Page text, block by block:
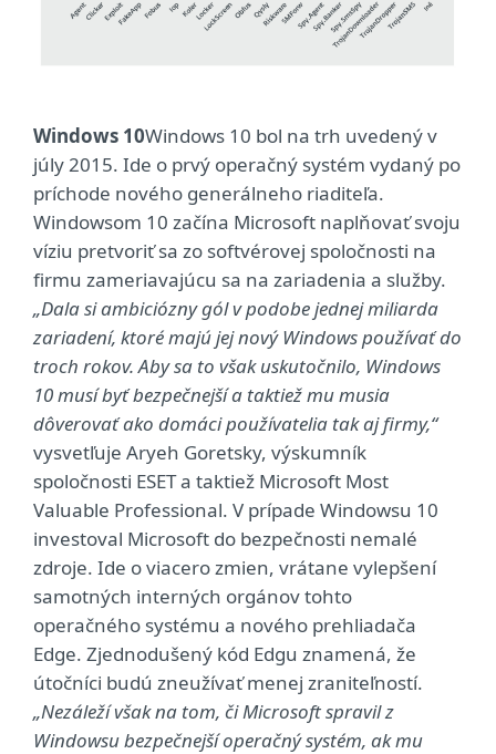
Windows 10Windows 10 bol na trh uvedený v
júly 2015. Ide o prvý operačný systém vydaný po
príchode nového generálneho riaditeľa.
Windowsom 10 začína Microsoft naplňovať svoju
víziu pretvoriť sa zo softvérovej spoločnosti na
firmu zameriavajúcu sa na zariadenia a služby.
„Dala si ambiciózny gól v podobe jednej miliarda
zariadení, ktoré majú jej nový Windows používať do
troch rokov. Aby sa to však uskutočnilo, Windows
10 musí byť bezpečnejší a taktiež mu musia
dôverovať ako domáci používatelia tak aj firmy,“
vysvetľuje Aryeh Goretsky, výskumník
spoločnosti ESET a taktiež Microsoft Most
Valuable Professional. V prípade Windowsu 10
investoval Microsoft do bezpečnosti nemalé
zdroje. Ide o viacero zmien, vrátane vylepšení
samotných interných orgánov tohto
operačného systému a nového prehliadača
Edge. Zjednodušený kód Edgu znamená, že
útočníci budú zneužívať menej zraniteľností.
„Nezáleží však na tom, či Microsoft spravil z
Windowsu bezpečnejší operačný systém, ak mu